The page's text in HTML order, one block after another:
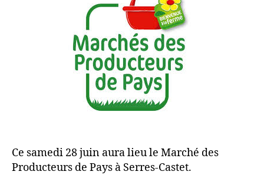
Ce samedi 28 juin aura lieu le Marché des
Producteurs de Pays à Serres-Castet.